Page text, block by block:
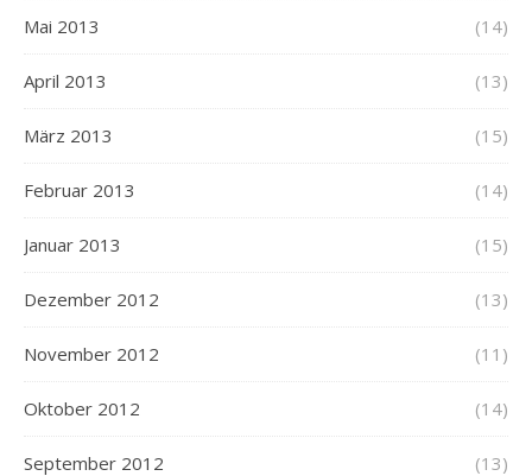
Mai 2013 (14)
April 2013 (13)
März 2013 (15)
Februar 2013 (14)
Januar 2013 (15)
Dezember 2012 (13)
November 2012 (11)
Oktober 2012 (14)
September 2012 (13)